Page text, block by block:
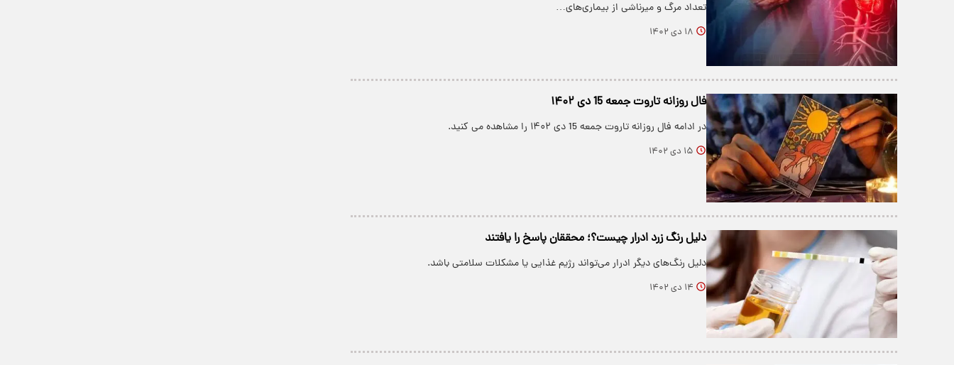
تعداد مرگ و میرناشی از بیماری‌های…
۱۸ دی ۱۴۰۲
فال روزانه تاروت جمعه 15 دی ۱۴۰۲
در ادامه فال روزانه تاروت جمعه 15 دی ۱۴۰۲ را مشاهده می کنید.
۱۵ دی ۱۴۰۲
دلیل رنگ زرد ادرار چیست؟؛ محققان پاسخ را یافتند
دلیل رنگ‌های دیگر ادرار می‌تواند رژیم غذایی یا مشکلات سلامتی باشد.
۱۴ دی ۱۴۰۲